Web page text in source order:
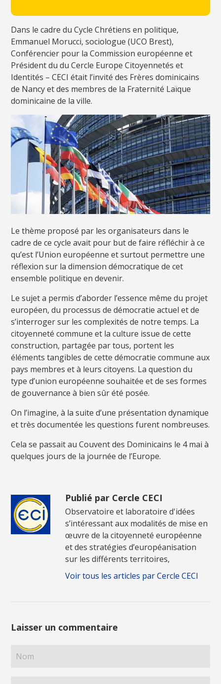
Dans le cadre du Cycle Chrétiens en politique,
Emmanuel Morucci, sociologue (UCO Brest),
Conférencier pour la Commission européenne et
Président du du Cercle Europe Citoyennetés et
Identités – CECI était l’invité des Frères dominicains
de Nancy et des membres de la Fraternité Laïque
dominicaine de la ville.
Le thème proposé par les organisateurs dans le
cadre de ce cycle avait pour but de faire réfléchir à ce
qu’est l’Union européenne et surtout permettre une
réflexion sur la dimension démocratique de cet
ensemble politique en devenir.
Le sujet a permis d’aborder l’essence même du projet
européen, du processus de démocratie actuel et de
s’interroger sur les complexités de notre temps. La
citoyenneté commune et la culture issue de cette
construction, partagée par tous, portent les
éléments tangibles de cette démocratie commune aux
pays membres et à leurs citoyens. La question du
type d’union européenne souhaitée et de ses formes
de gouvernance à bien sûr été posée.
On l’imagine, à la suite d’une présentation dynamique
et très documentée les questions furent nombreuses.
Cela se passait au Couvent des Dominicains le 4 mai à
quelques jours de la journée de l’Europe.
Publié par Cercle CECI
Observatoire et laboratoire d'idées
s’intéressant aux modalités de mise en
œuvre de la citoyenneté européenne
et des stratégies d’européanisation
sur les différents territoires,
Voir tous les articles par Cercle CECI
Laisser un commentaire